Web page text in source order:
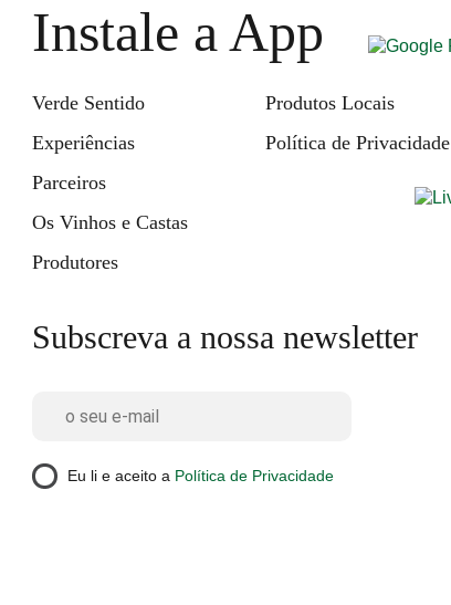
Instale a App
Verde Sentido
Experiências
Parceiros
Os Vinhos e Castas
Produtores
Produtos Locais
Política de Privacidade
Subscreva a nossa newsletter
Eu li e aceito a Política de Privacidade